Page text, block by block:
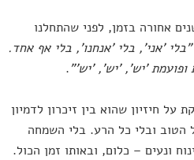
אחורה בזמן, לפני שהתחלנו
"בלי 'אני', בלי 'אנחנו', בלי אף אחד.
ופועמת 'יש', 'יש', 'יש'".
חיזיון שהוא בין זיכרון לדמיון
הטוב ובלי כל הרע. בלי השמחה
ונעים – כלום, ובאותו זמן הכול.